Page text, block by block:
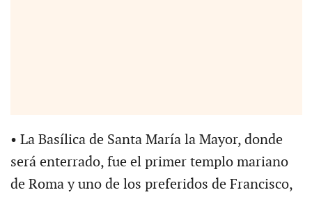
• La Basílica de Santa María la Mayor, donde
será enterrado, fue el primer templo mariano
de Roma y uno de los preferidos de Francisco,